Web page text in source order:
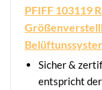
PFIFF 103119
Sicher &
entspricht